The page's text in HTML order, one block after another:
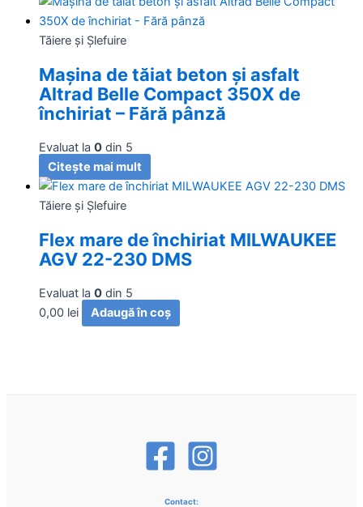
Tăiere și Şlefuire
Maşina de tăiat beton şi asfalt
Altrad Belle Compact 350X de
închiriat – Fără pânză
Evaluat la 0 din 5
Citește mai mult
Tăiere și Şlefuire
Flex mare de închiriat MILWAUKEE
AGV 22-230 DMS
Evaluat la 0 din 5
0,00 lei Adaugă în coș
Contact: